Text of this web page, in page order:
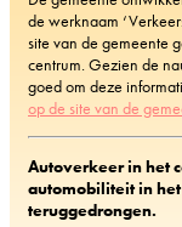
de werknaam
site van de gemeente
centrum. Gezien de
goed om deze
op de site van de
Autoverkeer in het
automobiliteit in
teruggedrongen.